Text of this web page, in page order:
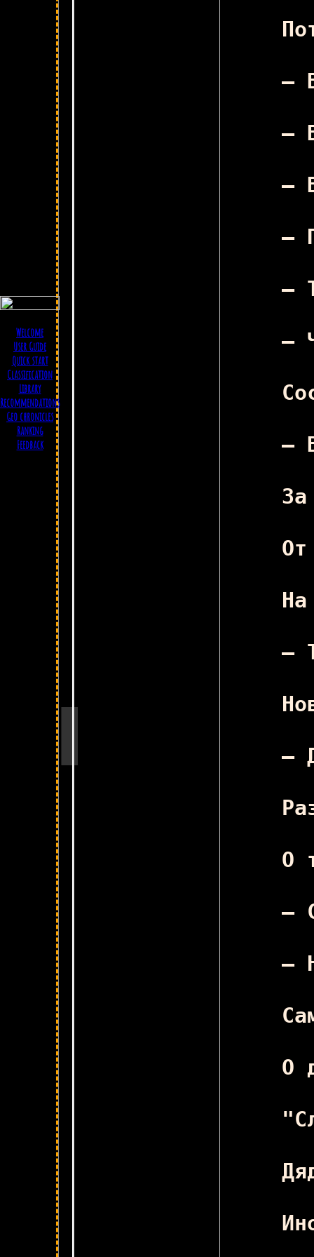
Welcome
User Guide
Quick start
Classification
Library
Recommendations
Geo chronicles
Ranking
Feedback